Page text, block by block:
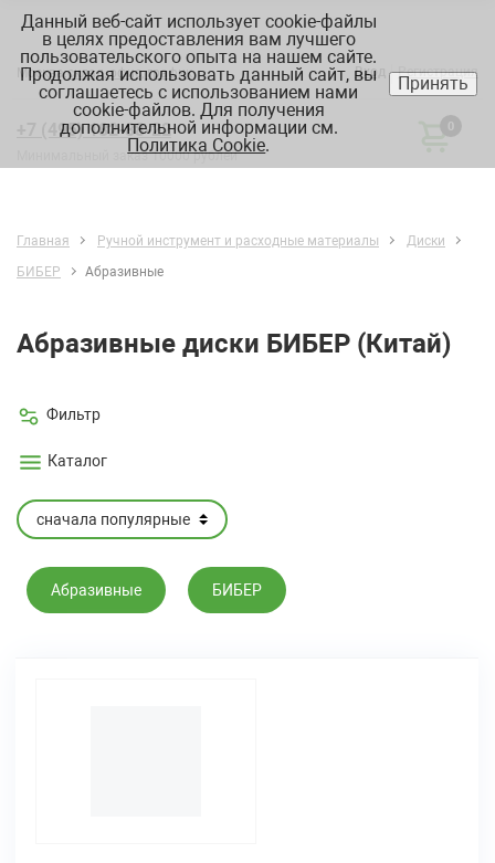
Вход Регистрация
Москва:склад, офис, график
+7 (495) 182-88-22
Минимальный заказ 10000 рублей
0
Главная Ручной инструмент и расходные материалы
Диски
БИБЕР
Абразивные
Абразивные диски БИБЕР (Китай)
Фильтр
Каталог
Абразивные БИБЕР
Данный веб-сайт использует cookie-файлы
в целях предоставления вам лучшего
пользовательского опыта на нашем сайте.
Продолжая использовать данный сайт, вы
соглашаетесь с использованием нами
cookie-файлов. Для получения
дополнительной информации см.
Политика Cookie.
Принять